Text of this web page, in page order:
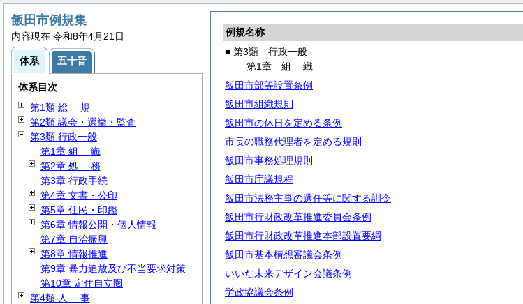
例規名称
■ 第3類 行政一般
第1章 組織
飯田市部等設置条例
飯田市組織規則
飯田市の休日を定める条例
市長の職務代理者を定める規則
飯田市事務処理規則
飯田市庁議規程
飯田市法務主事の選任等に関する訓令
飯田市行財政改革推進委員会条例
飯田市行財政改革推進本部設置要綱
飯田市基本構想審議会条例
いいだ未来デザイン会議条例
労政協議会条例
飯田市例規集
内容現在 令和8年4月21日
体系 五十音
体系目次
第1類 総 規
第2類 議会・選挙・監査
第3類 行政一般
第1章 組 織
第2章 処 務
第3章 行政手続
第4章 文書・公印
第5章 住民・印鑑
第6章 情報公開・個人情報
第7章 自治振興
第8章 情報推進
第9章 暴力追放及び不当要求対策
第10章 定住自立圏
第4類 人 事